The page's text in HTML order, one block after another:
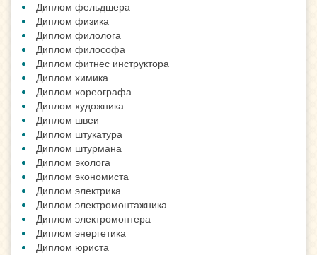
Диплом фельдшера
Диплом физика
Диплом филолога
Диплом философа
Диплом фитнес инструктора
Диплом химика
Диплом хореографа
Диплом художника
Диплом швеи
Диплом штукатура
Диплом штурмана
Диплом эколога
Диплом экономиста
Диплом электрика
Диплом электромонтажника
Диплом электромонтера
Диплом энергетика
Диплом юриста